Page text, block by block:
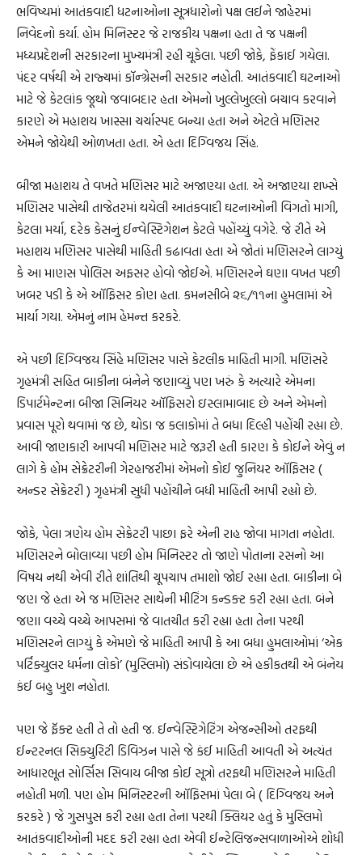
ભવિષ્યમાં આતંકવાદી ધટનાઓના સૂત્રધારોનો પક્ષ લઈને જાહેરમાં
નિવેદનો કર્યા. હોમ મિનિસ્ટર જે રાજકીય પક્ષના હતા તે જ પક્ષની
મધ્યપ્રદેશની સરકારના મુખ્યમંત્રી રહી ચૂકેલા. પછી જોકે, ફેંકાઈ ગયેલા.
પંદર વર્ષથી એ રાજ્યમાં કૉન્ગ્રેસની સરકાર નહોતી. આતંકવાદી ઘટનાઓ
માટે જે કેટલાંક જૂથો જવાબદાર હતા એમનો ખુલ્લેખુલ્લો બચાવ કરવાને
કારણે એ મહાશય ખાસ્સા ચર્ચાસ્પદ બન્યા હતા અને એટલે મણિસર
એમને જોયેથી ઓળખતા હતા. એ હતા દિગ્વિજય સિંહ.
બીજા મહાશય તે વખતે મણિસર માટે અજાણ્યા હતા. એ અજાણ્યા શખ્સે
મણિસર પાસેથી તાજેતરમાં થયેલી આતંકવાદી ઘટનાઓની વિગતો માગી,
કેટલા મર્યા, દરેક કેસનું ઈન્વેસ્ટિગેશન કેટલે પહોંચ્યું વગેરે. જે રીતે એ
મહાશય મણિસર પાસેથી માહિતી કઢાવતા હતા એ જોતાં મણિસરને લાગ્યું
કે આ માણસ પોલિસ અફસર હોવો જોઈએ. મણિસરને ઘણા વખત પછી
ખબર પડી કે એ ઑફિસર કોણ હતા. કમનસીબે ૨૬/૧૧ના હુમલામાં એ
માર્યા ગયા. એમનું નામ હેમન્ત કરકરે.
એ પછી દિગ્વિજય સિંહે મણિસર પાસે કેટલીક માહિતી માગી. મણિસરે
ગૃહમંત્રી સહિત બાકીના બંનેને જણાવ્યું પણ ખરું કે અત્યારે એમના
ડિપાર્ટમેન્ટના બીજા સિનિયર ઑફિસરો ઇસ્લામાબાદ છે અને એમનો
પ્રવાસ પૂરો થવામાં જ છે, થોડા જ કલાકોમાં તે બધા દિલ્હી પહોંચી રહ્યા છે.
આવી જાણકારી આપવી મણિસર માટે જરૂરી હતી કારણ કે કોઈને એવું ન
લાગે કે હોમ સેક્રેટરીની ગેરહાજરીમાં એમનો કોઈ જુનિયર ઑફિસર (
અન્ડર સેક્રેટરી ) ગૃહમંત્રી સુધી પહોંચીને બધી માહિતી આપી રહ્યો છે.
જોકે, પેલા ત્રણેય હોમ સેક્રેટરી પાછા ફરે એની રાહ જોવા માગતા નહોતા.
મણિસરને બોલાવ્યા પછી હોમ મિનિસ્ટર તો જાણે પોતાના રસનો આ
વિષય નથી એવી રીતે શાંતિથી ચૂપચાપ તમાશો જોઈ રહ્યા હતા. બાકીના બે
જણ જે હતા એ જ મણિસર સાથેની મીટિંગ કન્ડક્ટ કરી રહ્યા હતા. બંને
જણા વચ્ચે વચ્ચે આપસમાં જે વાતચીત કરી રહ્યા હતા તેના પરથી
મણિસરને લાગ્યું કે એમણે જે માહિતી આપી કે આ બધા હુમલાઓમાં ‘એક
પર્ટિક્યુલર ધર્મના લોકો’ (મુસ્લિમો) સંડોવાયેલા છે એ હકીકતથી એ બંનેય
કંઈ બહુ ખુશ નહોતા.
પણ જે ફૅક્ટ હતી તે તો હતી જ. ઈન્વેસ્ટિગેટિંગ એજન્સીઓ તરફથી
ઈન્ટરનલ સિક્યુરિટી ડિવિઝન પાસે જે કંઈ માહિતી આવતી એ અત્યંત
આધારભૂત સોર્સિસ સિવાય બીજા કોઈ સૂત્રો તરફથી મણિસરને માહિતી
નહોતી મળી. પણ હોમ મિનિસ્ટરની ઑફિસમાં પેલા બે ( દિગ્વિજય અને
કરકરે ) જે ગુસપુસ કરી રહ્યા હતા તેના પરથી ક્લિયર હતું કે મુસ્લિમો
આતંકવાદીઓની મદદ કરી રહ્યા હતા એવી ઈન્ટેલિજન્સવાળાઓએ શોધી